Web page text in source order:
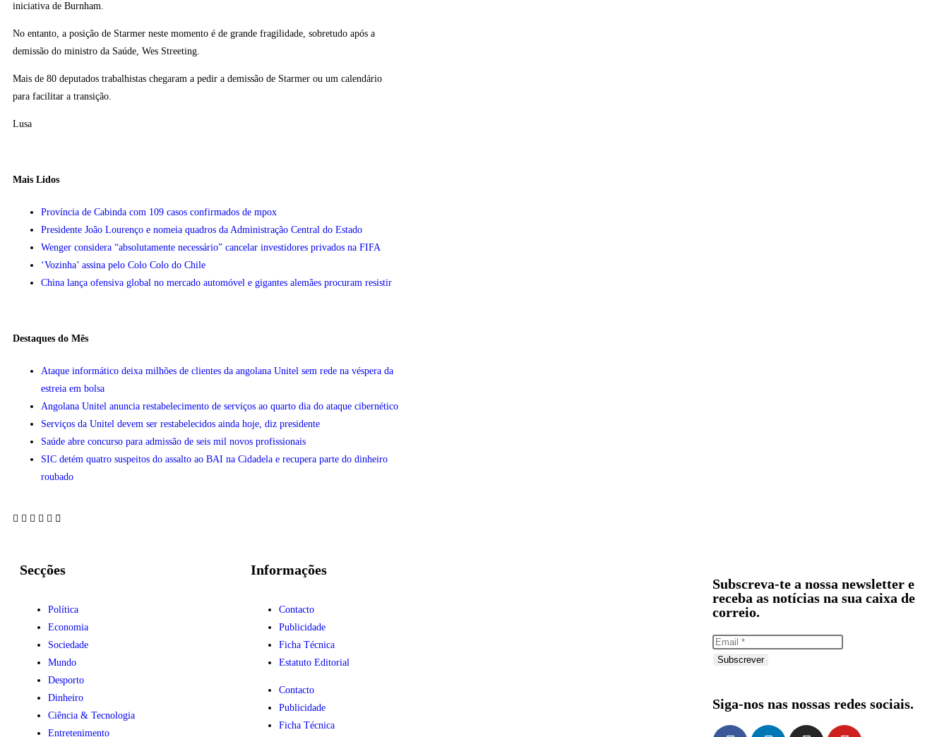
iniciativa de Burnham.
No entanto, a posição de Starmer neste momento é de grande fragilidade, sobretudo após a
demissão do ministro da Saúde, Wes Streeting.
Mais de 80 deputados trabalhistas chegaram a pedir a demissão de Starmer ou um calendário
para facilitar a transição.
Lusa
Mais Lidos
Província de Cabinda com 109 casos confirmados de mpox
Presidente João Lourenço e nomeia quadros da Administração Central do Estado
Wenger considera “absolutamente necessário” cancelar investidores privados na FIFA
‘Vozinha’ assina pelo Colo Colo do Chile
China lança ofensiva global no mercado automóvel e gigantes alemães procuram resistir
Destaques do Mês
Ataque informático deixa milhões de clientes da angolana Unitel sem rede na véspera da
estreia em bolsa
Angolana Unitel anuncia restabelecimento de serviços ao quarto dia do ataque cibernético
Serviços da Unitel devem ser restabelecidos ainda hoje, diz presidente
Saúde abre concurso para admissão de seis mil novos profissionais
SIC detém quatro suspeitos do assalto ao BAI na Cidadela e recupera parte do dinheiro
roubado
Secções
Política
Economia
Sociedade
Mundo
Desporto
Dinheiro
Ciência & Tecnologia
Entretenimento
Informações
Contacto
Publicidade
Ficha Técnica
Estatuto Editorial
Contacto
Publicidade
Ficha Técnica
Subscreva-te a nossa newsletter e
receba as notícias na sua caixa de
correio.
Subscrever
Siga-nos nas nossas redes sociais.